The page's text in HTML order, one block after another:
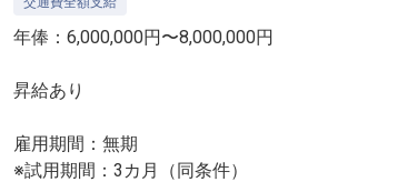
年俸：6,000,000円〜8,000,000円
昇給あり
雇用期間：無期
※試用期間：3カ月（同条件）